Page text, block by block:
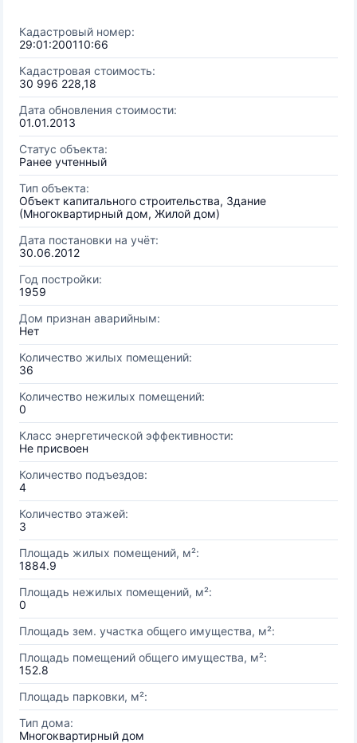
Кадастровый номер:
29:01:200110:66
Кадастровая стоимость:
30 996 228,18
Дата обновления стоимости:
01.01.2013
Статус объекта:
Ранее учтенный
Тип объекта:
Объект капитального строительства, Здание
(Многоквартирный дом, Жилой дом)
Дата постановки на учёт:
30.06.2012
Год постройки:
1959
Дом признан аварийным:
Нет
Количество жилых помещений:
36
Количество нежилых помещений:
0
Класс энергетической эффективности:
Не присвоен
Количество подъездов:
4
Количество этажей:
3
Площадь жилых помещений, м²:
1884.9
Площадь нежилых помещений, м²:
0
Площадь зем. участка общего имущества, м²:
Площадь помещений общего имущества, м²:
152.8
Площадь парковки, м²:
Тип дома:
Многоквартирный дом